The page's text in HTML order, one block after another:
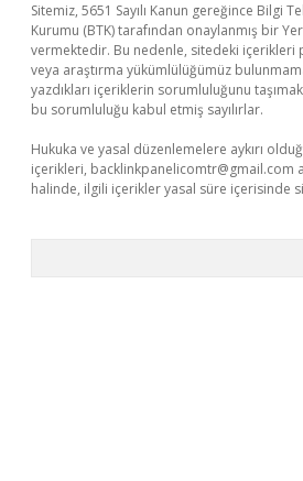
Sitemiz, 5651 Sayılı Kanun gereğince Bilgi
Kurumu (BTK) tarafından onaylanmış bir
vermektedir. Bu nedenle, sitedeki
veya araştırma yükümlülüğümüz
yazdıkları içeriklerin sorumluluğunu
bu sorumluluğu kabul etmiş sayılırlar.
Hukuka ve yasal düzenlemelere aykırı
içerikleri, backlinkpanelicomtr@gmail.com
halinde, ilgili içerikler yasal süre içerisinde